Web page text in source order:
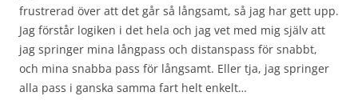
frustrerad över att det går så långsamt, så jag har gett upp.
Jag förstår logiken i det hela och jag vet med mig själv att
jag springer mina långpass och distanspass för snabbt,
och mina snabba pass för långsamt. Eller tja, jag springer
alla pass i ganska samma fart helt enkelt…